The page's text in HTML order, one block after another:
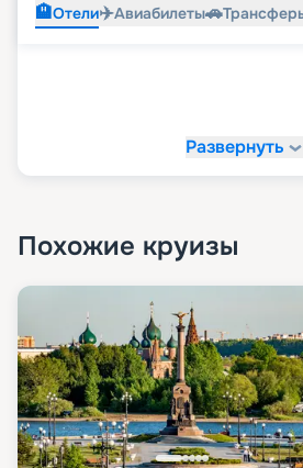
🏨Отели✈️Авиабилеты🚗
Развернуть
Похожие круизы